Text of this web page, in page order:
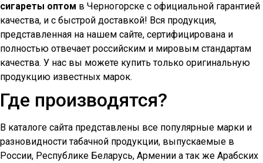
сигареты оптом в Черногорске с официальной гарантией
качества, и с быстрой доставкой! Вся продукция,
представленная на нашем сайте, сертифицирована и
полностью отвечает российским и мировым стандартам
качества. У нас вы можете купить только оригинальную
продукцию известных марок.
Где производятся?
В каталоге сайта представлены все популярные марки и
разновидности табачной продукции, выпускаемые в
России, Республике Беларусь, Армении а так же Арабских